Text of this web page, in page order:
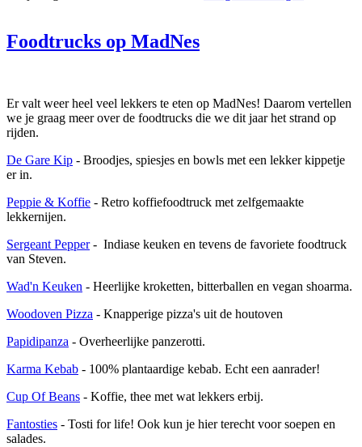
Foodtrucks op MadNes
Er valt weer heel veel lekkers te eten op MadNes! Daarom vertellen
we je graag meer over de foodtrucks die we dit jaar het strand op
rijden.
De Gare Kip - Broodjes, spiesjes en bowls met een lekker kippetje
er in.
Peppie & Koffie - Retro koffiefoodtruck met zelfgemaakte
lekkernijen.
Sergeant Pepper- Indiase keuken en tevens de favoriete foodtruck
van Steven.
Wad'n Keuken - Heerlijke kroketten, bitterballen en vegan shoarma.
Woodoven Pizza - Knapperige pizza's uit de houtoven
Papidipanza - Overheerlijke panzerotti.
Karma Kebab - 100% plantaardige kebab. Echt een aanrader!
Cup Of Beans - Koffie, thee met wat lekkers erbij.
Fantosties - Tosti for life! Ook kun je hier terecht voor soepen en
salades.